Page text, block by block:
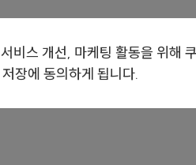
비스 개선, 마케팅 활동을 위해
장에 동의하게 됩니다.